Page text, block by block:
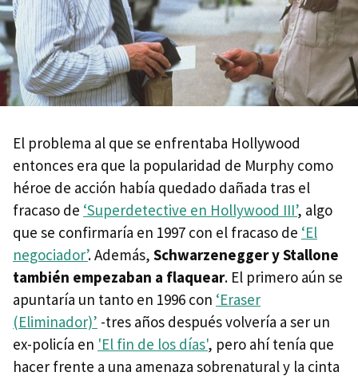
El problema al que se enfrentaba Hollywood
entonces era que la popularidad de Murphy como
héroe de acción había quedado dañada tras el
fracaso de ‘Superdetective en Hollywood III’, algo
que se confirmaría en 1997 con el fracaso de ‘El
negociador’. Además, Schwarzenegger y Stallone
también empezaban a flaquear. El primero aún se
apuntaría un tanto en 1996 con ‘Eraser
(Eliminador)’ -tres años después volvería a ser un
ex-policía en 'El fin de los días', pero ahí tenía que
hacer frente a una amenaza sobrenatural y la cinta